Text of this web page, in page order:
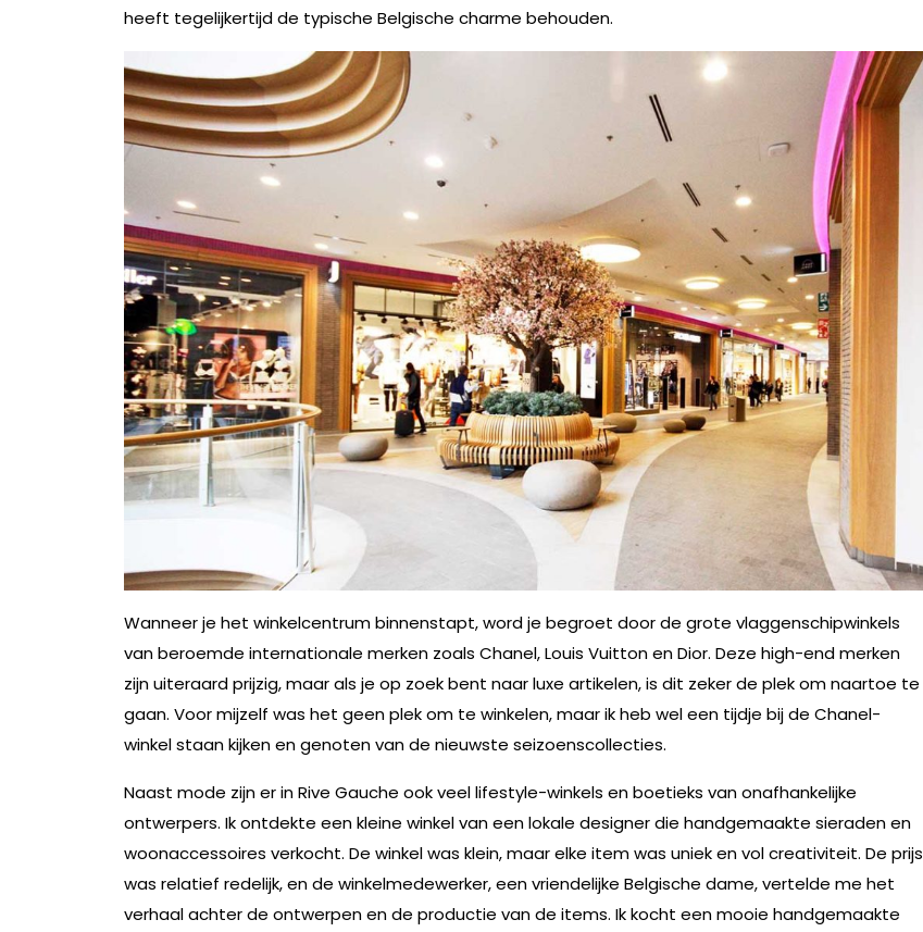
heeft tegelijkertijd de typische Belgische charme behouden.
Wanneer je het winkelcentrum binnenstapt, word je begroet door de grote vlaggenschipwinkels
van beroemde internationale merken zoals Chanel, Louis Vuitton en Dior. Deze high-end merken
zijn uiteraard prijzig, maar als je op zoek bent naar luxe artikelen, is dit zeker de plek om naartoe te
gaan. Voor mijzelf was het geen plek om te winkelen, maar ik heb wel een tijdje bij de Chanel-
winkel staan kijken en genoten van de nieuwste seizoenscollecties.
Naast mode zijn er in Rive Gauche ook veel lifestyle-winkels en boetieks van onafhankelijke
ontwerpers. Ik ontdekte een kleine winkel van een lokale designer die handgemaakte sieraden en
woonaccessoires verkocht. De winkel was klein, maar elke item was uniek en vol creativiteit. De prijs
was relatief redelijk, en de winkelmedewerker, een vriendelijke Belgische dame, vertelde me het
verhaal achter de ontwerpen en de productie van de items. Ik kocht een mooie handgemaakte